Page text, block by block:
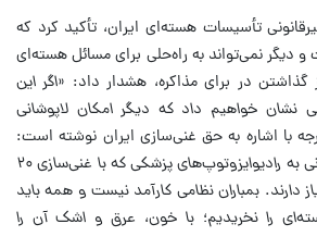
تأسیسات هسته‌ای ایران، تأکید کرد که
و دیگر نمی‌تواند به راه‌حلی برای مسائل هسته‌ای
در برای مذاکره، هشدار داد: «اگر این
نشان خواهیم داد که دیگر امکان لاپوشانی
با اشاره به حق غنی‌سازی ایران نوشته است:
«بیشتر از یک میلیون ایرانی به رادیوایزوتوپ‌های پزشکی که با غنی‌سازی ۲۰
دارند. بمباران نظامی کارآمد نیست و همه باید
را نخریدیم؛ با خون، عرق و اشک آن را